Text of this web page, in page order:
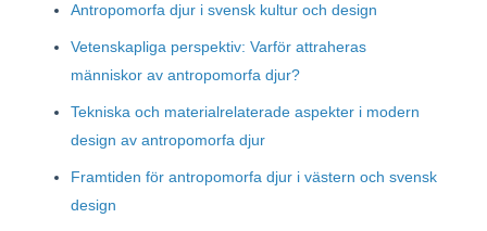
Antropomorfa djur i svensk kultur och design
Vetenskapliga perspektiv: Varför attraheras
människor av antropomorfa djur?
Tekniska och materialrelaterade aspekter i modern
design av antropomorfa djur
Framtiden för antropomorfa djur i västern och svensk
design